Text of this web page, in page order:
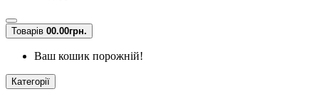
Товарів 00.00грн.
Ваш кошик порожній!
Категорії